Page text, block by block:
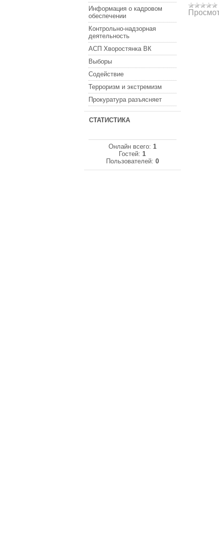
Информация о кадровом
обеспечении
Контрольно-надзорная
деятельность
АСП Хворостянка ВК
Выборы
Содействие
Терроризм и экстремизм
Прокуратура разъясняет
СТАТИСТИКА
Онлайн всего: 1
Гостей:1
Пользователей: 0